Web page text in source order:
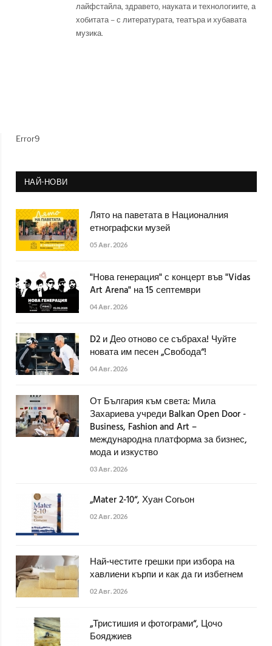
лайфстайла, здравето, науката и технологиите, а
хобитата – с литературата, театъра и хубавата
музика.
Error9
НАЙ-НОВИ
Лято на паветата в Националния
етнографски музей
05 Авг. 2026
"Нова генерация" с концерт във "Vidas
Art Arena" на 15 септември
04 Авг. 2026
D2 и Део отново се събраха! Чуйте
новата им песен „Свобода“!
04 Авг. 2026
От България към света: Мила
Захариева учреди Balkan Open Door -
Business, Fashion and Art –
международна платформа за бизнес,
мода и изкуство
03 Авг. 2026
„Mater 2-10“, Хуан Согьон
02 Авг. 2026
Най-честите грешки при избора на
хавлиени кърпи и как да ги избегнем
02 Авг. 2026
„Тристишия и фотограми“, Цочо
Бояджиев